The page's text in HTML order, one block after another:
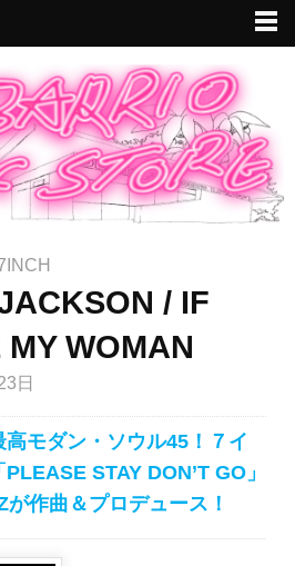
/ IF
WOMAN
日
モダン・ソウル45！７イ
STAY DON’T GO」
作曲＆プロデュース！